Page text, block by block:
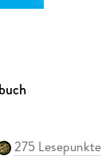
275 Lesepunkte